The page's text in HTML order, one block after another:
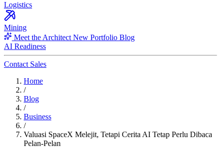
Logistics
Mining
Meet the Architect New Portfolio Blog
AI Readiness
Contact Sales
Home
/
Blog
/
Business
/
Valuasi SpaceX Melejit, Tetapi Cerita AI Tetap Perlu Dibaca
Pelan-Pelan